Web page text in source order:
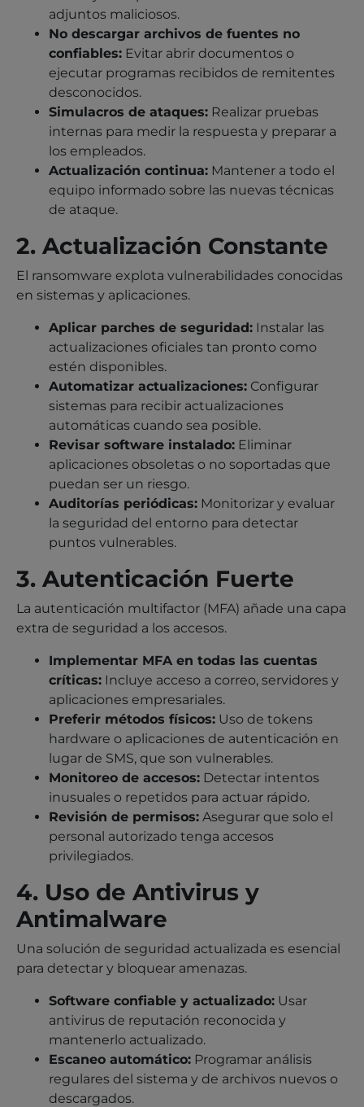
adjuntos maliciosos.
No descargar archivos de fuentes no
confiables: Evitar abrir documentos o
ejecutar programas recibidos de remitentes
desconocidos.
Simulacros de ataques: Realizar pruebas
internas para medir la respuesta y preparar a
los empleados.
Actualización continua: Mantener a todo el
equipo informado sobre las nuevas técnicas
de ataque.
2. Actualización Constante
El ransomware explota vulnerabilidades conocidas
en sistemas y aplicaciones.
Aplicar parches de seguridad: Instalar las
actualizaciones oficiales tan pronto como
estén disponibles.
Automatizar actualizaciones: Configurar
sistemas para recibir actualizaciones
automáticas cuando sea posible.
Revisar software instalado: Eliminar
aplicaciones obsoletas o no soportadas que
puedan ser un riesgo.
Auditorías periódicas: Monitorizar y evaluar
la seguridad del entorno para detectar
puntos vulnerables.
3. Autenticación Fuerte
La autenticación multifactor (MFA) añade una capa
extra de seguridad a los accesos.
Implementar MFA en todas las cuentas
críticas: Incluye acceso a correo, servidores y
aplicaciones empresariales.
Preferir métodos físicos: Uso de tokens
hardware o aplicaciones de autenticación en
lugar de SMS, que son vulnerables.
Monitoreo de accesos: Detectar intentos
inusuales o repetidos para actuar rápido.
Revisión de permisos: Asegurar que solo el
personal autorizado tenga accesos
privilegiados.
4. Uso de Antivirus y
Antimalware
Una solución de seguridad actualizada es esencial
para detectar y bloquear amenazas.
Software confiable y actualizado: Usar
antivirus de reputación reconocida y
mantenerlo actualizado.
Escaneo automático: Programar análisis
regulares del sistema y de archivos nuevos o
descargados.